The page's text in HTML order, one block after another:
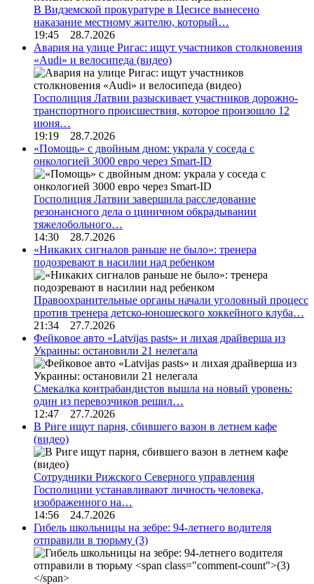
В Видземской прокуратуре в Цесисе вынесено
наказание местному жителю, который…
19:45 28.7.2026
Авария на улице Ригас: ищут участников столкновения
«Audi» и велосипеда (видео)
Госполиция Латвии разыскивает участников дорожно-
транспортного происшествия, которое произошло 12
июня…
19:19 28.7.2026
«Помощь» с двойным дном: украла у соседа с
онкологией 3000 евро через Smart-ID
Госполиция Латвии завершила расследование
резонансного дела о циничном обкрадывании
тяжелобольного…
14:30 28.7.2026
«Никаких сигналов раньше не было»: тренера
подозревают в насилии над ребенком
Правоохранительные органы начали уголовный процесс
против тренера детско-юношеского хоккейного клуба…
21:34 27.7.2026
Фейковое авто «Latvijas pasts» и лихая драйверша из
Украины: остановили 21 нелегала
Смекалка контрабандистов вышла на новый уровень:
один из перевозчиков решил…
12:47 27.7.2026
В Риге ищут парня, сбившего вазон в летнем кафе
(видео)
Сотрудники Рижского Северного управления
Госполиции устанавливают личность человека,
изображенного на…
14:56 24.7.2026
Гибель школьницы на зебре: 94-летнего водителя
отправили в тюрьму (3)